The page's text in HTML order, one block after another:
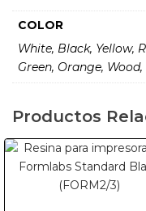
COLOR
White, Black, Yellow,
Green, Orange,
Productos